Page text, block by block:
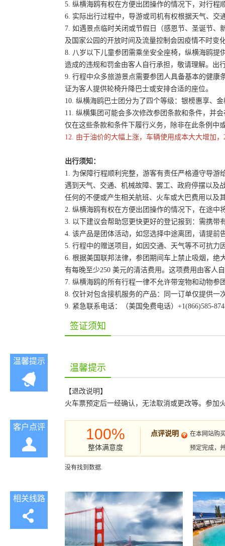
5. 纵横海鸥有权在方便出团操作的情况下，对行
6. 实际出行过程中，导游或司机有权根据天气、
7. 如遇景点临时关闭或节假日（感恩节、圣诞节
及国家公园的开放时间及流量控制会因疫情不时变
8. 八岁以下儿童参团需乘坐安全座椅，纵横海鸥提
造成的违规和罚金由客人自行承担，敬请理解。出
9. 行程中众多旅游景点需要参团人具备基本的健
证为客人提供轮椅升降巴士或安排合适的座位。
10. 纵横海鸥巴士团分为了四个等级：银榜惠享、
11. 纵横集团可能会多次修改参团条款和条件，并
仅在这些条款和条件下履行义务，除非在此条例中
12. 由于油价的大幅上涨，车辆使用成本大大增加
出行须知：
1. 为保障行程顺利完整，游客有责任严格遵守导
遇到天气、交通、机械故障、罢工、政府停摆以及
任何的不便或产生相关航班、火车或大巴费用以及
2. 纵横海鸥有权在方便出团操作的情况下，在途
3. 以下建议会帮助您更快更好的登记报到：需携
4. 该产品是团体活动，如您选择中途离团，请提
5. 行程中的赠送项目，如因交通、天气等不可抗
6. 根据美国联邦法律，参团期间车上禁止吸烟，
有每晚至少250 美元的清洁费用。这项费用由客人
7. 纵横海鸥的所有行程一律不允许带宠物和动物参
8. 仅针对包含接机服务的产品：同一订单仅提供
9. 紧急联系电话：（美国免费电话）+1(866)585-
签证须知
温馨提示
温馨提示
【退改说明】
火车票预定后一经确认，无法取消或更改等。参加
客户点评 100%
整体满意度
点评说明
在本网站购
预定完成，
没有找到数据.
相关线路